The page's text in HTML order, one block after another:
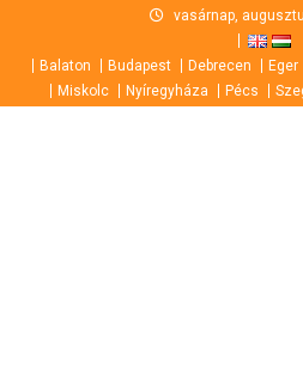
content
vasárnap,
Balaton Budapest Debrecen Eger
Miskolc
Nyíregyháza Pécs